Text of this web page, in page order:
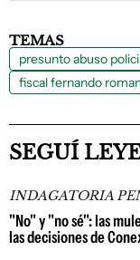
TEMAS
presunto abuso
fiscal fernando
SEGUÍ
INDAGATORIA
"No" y "no sé": las
las decisiones de